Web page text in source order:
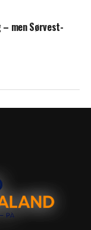
men Sørvest-